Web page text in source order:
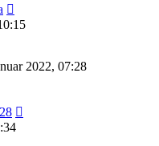
2022, 07:28